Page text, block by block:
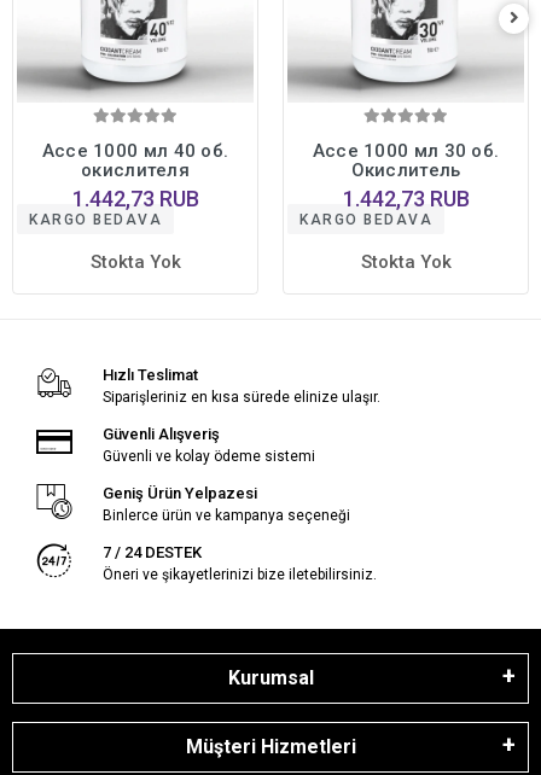
Ассе 1000 мл 40 об.
окислителя
1.442,73 RUB
KARGO BEDAVA
Stokta Yok
Ассе 1000 мл 30 об.
Окислитель
1.442,73 RUB
KARGO BEDAVA
Stokta Yok
Hızlı Teslimat
Siparişleriniz en kısa sürede elinize ulaşır.
Güvenli Alışveriş
Güvenli ve kolay ödeme sistemi
Geniş Ürün Yelpazesi
Binlerce ürün ve kampanya seçeneği
7 / 24 DESTEK
Öneri ve şikayetlerinizi bize iletebilirsiniz.
Kurumsal
Müşteri Hizmetleri